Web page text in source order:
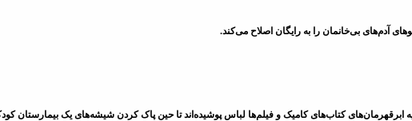
آدم‌های بی‌خانمان را به رایگان اصلاح می‌کند.
کتاب‌های کامیک و فیلم‌ها لباس پوشیده‌اند تا حین پاک کردن شیشه‌های یک بیمارستان